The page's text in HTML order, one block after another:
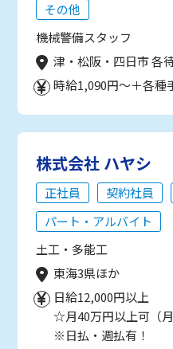
その他
機械警備スタッフ
津・松阪・四日市 各
時給1,090円～＋各種
株式会社 ハヤシ
正社員 契約社員
パート・アルバイト
土工・多能工
東海3県ほか
日給12,000円以上
☆月40万円以上可（月
※日払・週払有！